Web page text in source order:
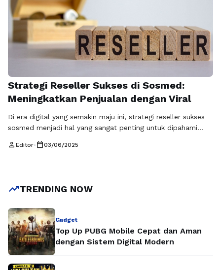
Strategi Reseller Sukses di Sosmed:
Meningkatkan Penjualan dengan Viral
Di era digital yang semakin maju ini, strategi reseller sukses
sosmed menjadi hal yang sangat penting untuk dipahami
memanfaatkan media sosial (sosmed) sebagai platform
… Baca Selengkapnya
person Editor• calendar_today03/06/2025
trending_upTRENDING NOW
Gadget
Top Up PUBG Mobile Cepat dan Aman
dengan Sistem Digital Modern